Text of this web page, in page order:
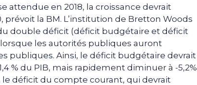
attendue en 2018, la croissance devrait
prévoit la BM. L’institution de Bretton Woods
double déficit (déficit budgétaire et déficit
les autorités publiques auront
publiques. Ainsi, le déficit budgétaire devrait
% du PIB, mais rapidement diminuer à -5,2%
le déficit du compte courant, qui devrait